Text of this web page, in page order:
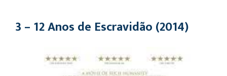
3 – 12 Anos de Escravidão (2014)